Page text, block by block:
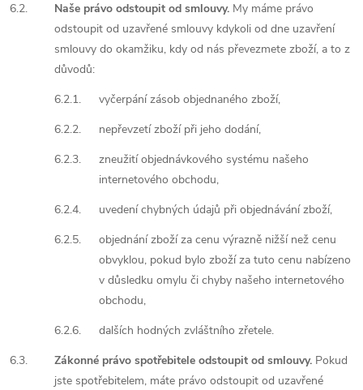
6.2.
Naše právo odstoupit od smlouvy. My máme právo
odstoupit od uzavřené smlouvy kdykoli od dne uzavření
smlouvy do okamžiku, kdy od nás převezmete zboží, a to z
důvodů:
6.2.1.
vyčerpání zásob objednaného zboží,
6.2.2.
nepřevzetí zboží při jeho dodání,
6.2.3.
zneužití objednávkového systému našeho
internetového obchodu,
6.2.4.
uvedení chybných údajů při objednávání zboží,
6.2.5.
objednání zboží za cenu výrazně nižší než cenu
obvyklou, pokud bylo zboží za tuto cenu nabízeno
v důsledku omylu či chyby našeho internetového
obchodu,
6.2.6.
dalších hodných zvláštního zřetele.
6.3.
Zákonné právo spotřebitele odstoupit od smlouvy. Pokud
jste spotřebitelem, máte právo odstoupit od uzavřené